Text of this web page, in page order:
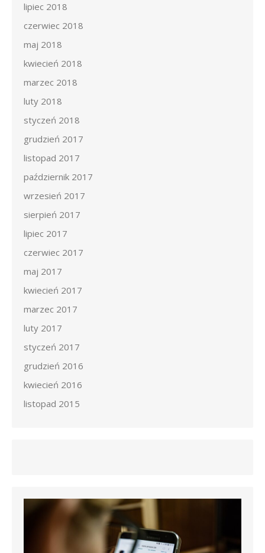
lipiec 2018
czerwiec 2018
maj 2018
kwiecień 2018
marzec 2018
luty 2018
styczeń 2018
grudzień 2017
listopad 2017
październik 2017
wrzesień 2017
sierpień 2017
lipiec 2017
czerwiec 2017
maj 2017
kwiecień 2017
marzec 2017
luty 2017
styczeń 2017
grudzień 2016
kwiecień 2016
listopad 2015